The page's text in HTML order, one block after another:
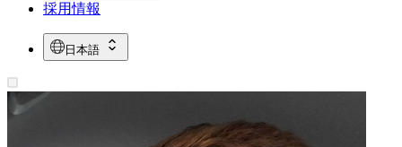
採用情報
日本語